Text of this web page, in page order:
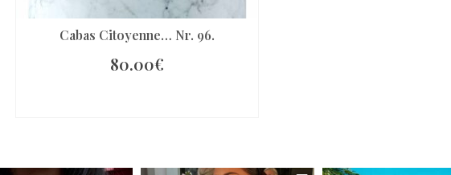
Cabas Citoyenne… Nr. 96.
80.00€